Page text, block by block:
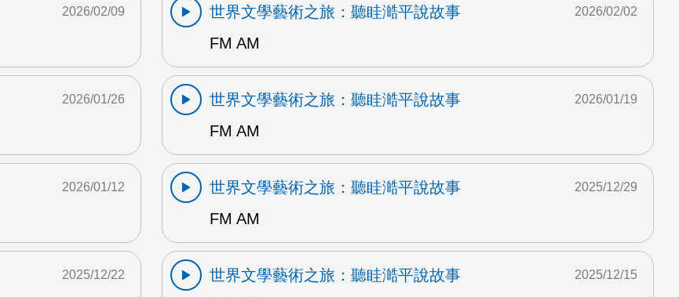
2026/02/09
世界文學藝術之旅：聽眭澔平說故事
FM AM
2026/02/02
2026/01/26
世界文學藝術之旅：聽眭澔平說故事
FM AM
2026/01/19
2026/01/12
世界文學藝術之旅：聽眭澔平說故事
FM AM
2025/12/29
2025/12/22
世界文學藝術之旅：聽眭澔平說故事
2025/12/15